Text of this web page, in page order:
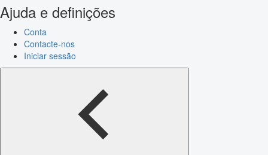
Ajuda e definições
Conta
Contacte-nos
Iniciar sessão